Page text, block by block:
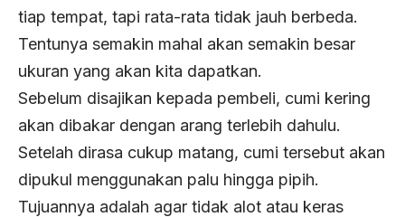
tiap tempat, tapi rata-rata tidak jauh berbeda.
Tentunya semakin mahal akan semakin besar
ukuran yang akan kita dapatkan.
Sebelum disajikan kepada pembeli, cumi kering
akan dibakar dengan arang terlebih dahulu.
Setelah dirasa cukup matang, cumi tersebut akan
dipukul menggunakan palu hingga pipih.
Tujuannya adalah agar tidak alot atau keras